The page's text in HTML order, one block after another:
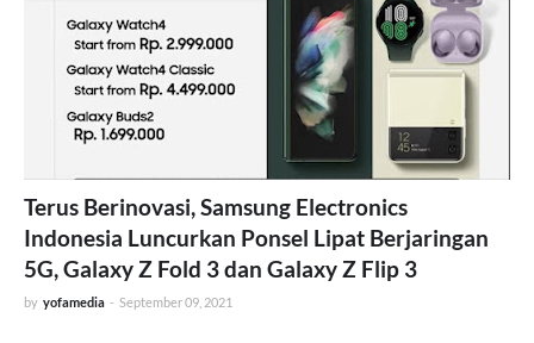
Terus Berinovasi, Samsung Electronics
Indonesia Luncurkan Ponsel Lipat Berjaringan
5G, Galaxy Z Fold 3 dan Galaxy Z Flip 3
by yofamedia - September 09, 2021